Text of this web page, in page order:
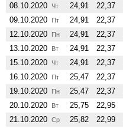
08.10.2020
Чт 24,91 22,37
09.10.2020
Пт 24,91 22,37
12.10.2020
Пн 24,91 22,37
13.10.2020
Вт 24,91 22,37
15.10.2020
Чт 24,91 22,37
16.10.2020
Пт 25,47 22,37
19.10.2020
Пн 25,47 22,37
20.10.2020
Вт 25,75 22,95
21.10.2020 Ср 25,82 22,99